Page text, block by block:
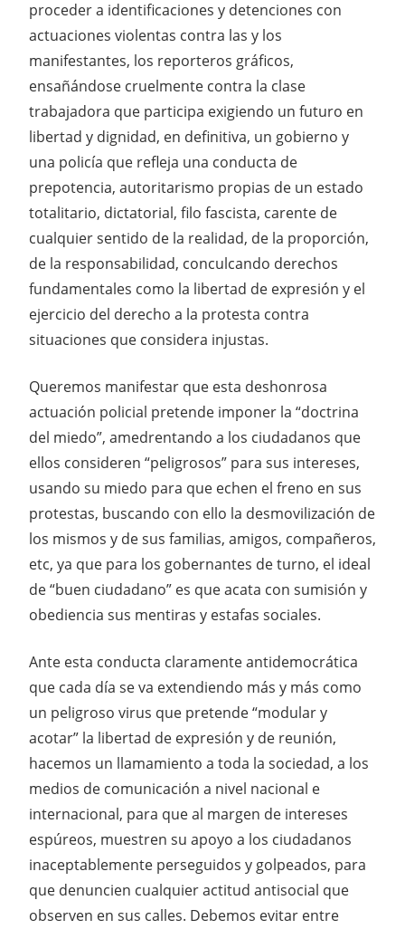
proceder a identificaciones y detenciones con
actuaciones violentas contra las y los
manifestantes, los reporteros gráficos,
ensañándose cruelmente contra la clase
trabajadora que participa exigiendo un futuro en
libertad y dignidad, en definitiva, un gobierno y
una policía que refleja una conducta de
prepotencia, autoritarismo propias de un estado
totalitario, dictatorial, filo fascista, carente de
cualquier sentido de la realidad, de la proporción,
de la responsabilidad, conculcando derechos
fundamentales como la libertad de expresión y el
ejercicio del derecho a la protesta contra
situaciones que considera injustas.
Queremos manifestar que esta deshonrosa
actuación policial pretende imponer la “doctrina
del miedo”, amedrentando a los ciudadanos que
ellos consideren “peligrosos” para sus intereses,
usando su miedo para que echen el freno en sus
protestas, buscando con ello la desmovilización de
los mismos y de sus familias, amigos, compañeros,
etc, ya que para los gobernantes de turno, el ideal
de “buen ciudadano” es que acata con sumisión y
obediencia sus mentiras y estafas sociales.
Ante esta conducta claramente antidemocrática
que cada día se va extendiendo más y más como
un peligroso virus que pretende “modular y
acotar” la libertad de expresión y de reunión,
hacemos un llamamiento a toda la sociedad, a los
medios de comunicación a nivel nacional e
internacional, para que al margen de intereses
espúreos, muestren su apoyo a los ciudadanos
inaceptablemente perseguidos y golpeados, para
que denuncien cualquier actitud antisocial que
observen en sus calles. Debemos evitar entre